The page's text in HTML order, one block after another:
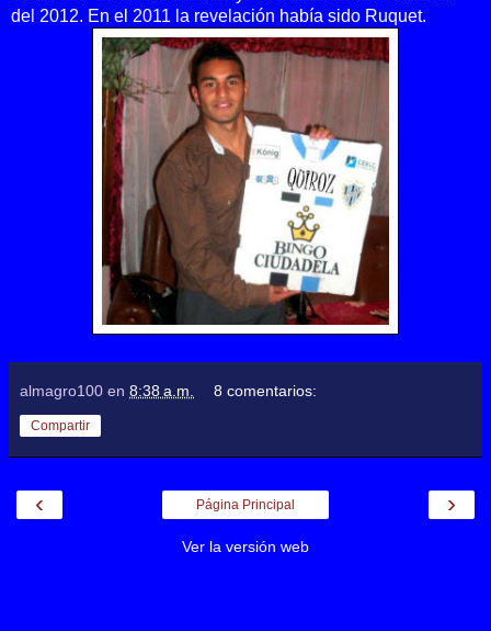
del 2012. En el 2011 la revelación había sido Ruquet.
almagro100 en 8:38 a.m. 8 comentarios:
Compartir
‹ ›
Página Principal
Ver la versión web